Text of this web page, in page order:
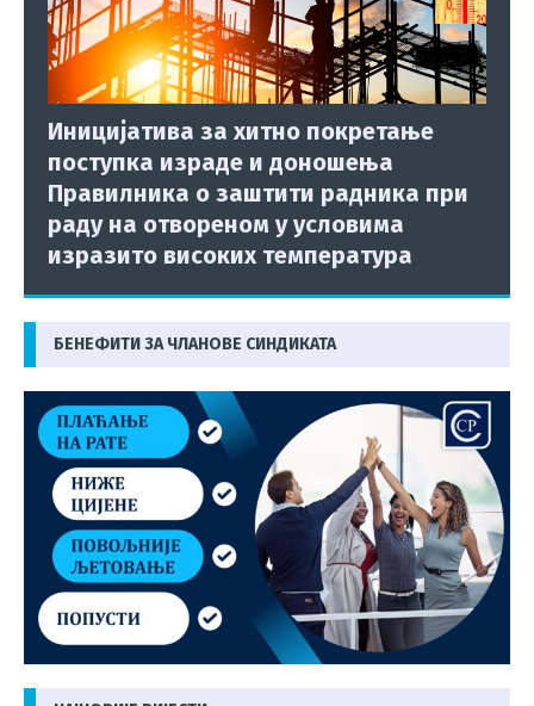
Иницијатива за хитно покретање
поступка израде и доношења
Правилника о заштити радника при
раду на отвореном у условима
изразито високих температура
БЕНЕФИТИ ЗА ЧЛАНОВЕ СИНДИКАТА